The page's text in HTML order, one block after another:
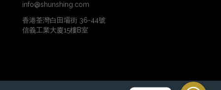
info@shunshing.com
香港荃灣白田壩街 36-44號
信義工業大廈15樓B室
WhatsApp